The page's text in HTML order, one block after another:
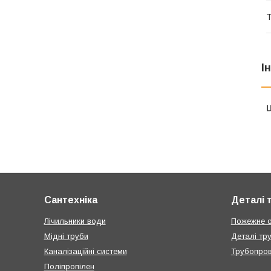
Сантехніка
Лічильники води
Мідні труби
Каналізаційні системи
Поліпропілен
Деталі
Пожежне
Деталі